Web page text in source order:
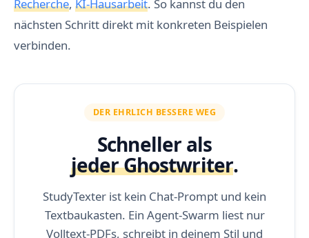
Recherche, KI-Hausarbeit. So kannst du den
nächsten Schritt direkt mit konkreten Beispielen
verbinden.
DER EHRLICH BESSERE WEG
Schneller als
jeder Ghostwriter.
StudyTexter ist kein Chat-Prompt und kein
Textbaukasten. Ein Agent-Swarm liest nur
Volltext-PDFs, schreibt in deinem Stil und